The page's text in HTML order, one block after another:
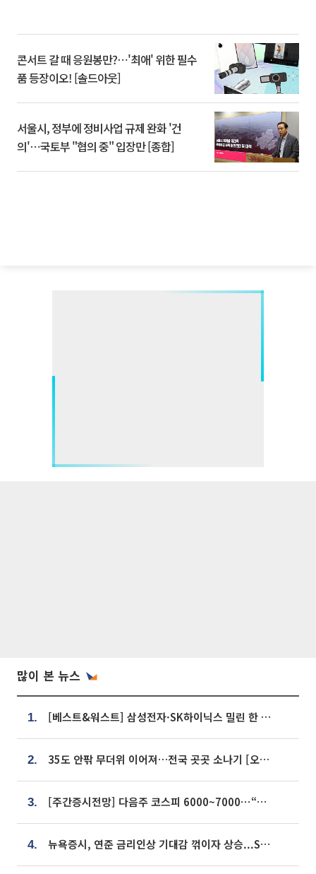
콘서트 갈 때 응원봉만?⋯'최애' 위한 필수
품 등장이오! [솔드아웃]
서울시, 정부에 정비사업 규제 완화 '건
의'⋯국토부 "협의 중" 입장만 [종합]
많이 본 뉴스
1. [베스트&워스트] 삼성전자·SK하이닉스 밀린 한 주…상상인증권은 85% 급등
2. 35도 안팎 무더위 이어져…전국 곳곳 소나기 [오늘 날씨]
3. [주간증시전망] 다음주 코스피 6000~7000⋯“外人 수급은 정책이 변수”
4. 뉴욕증시, 연준 금리인상 기대감 꺾이자 상승...S&P500 사상 최고치 [종합]